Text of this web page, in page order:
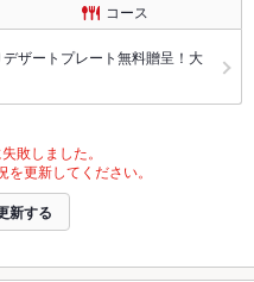
コース
ザートプレート無料贈呈！大
敗しました。
更新してください。
新する